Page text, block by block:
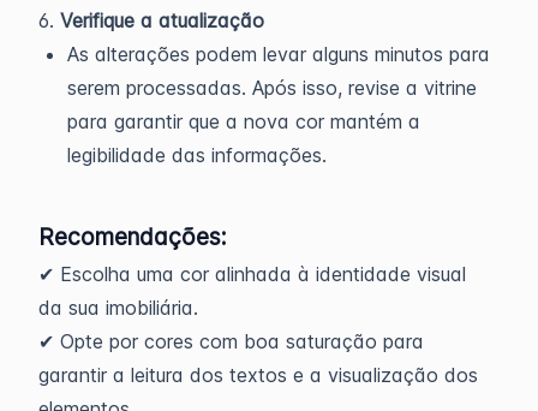
6. Verifique a atualização
As alterações podem levar alguns minutos para
serem processadas. Após isso, revise a vitrine
para garantir que a nova cor mantém a
legibilidade das informações.
Recomendações:
✔ Escolha uma cor alinhada à identidade visual
da sua imobiliária.
✔ Opte por cores com boa saturação para
garantir a leitura dos textos e a visualização dos